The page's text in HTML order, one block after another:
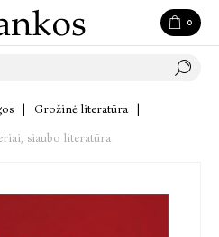
0
Grožinė literatūra
siaubo literatūra